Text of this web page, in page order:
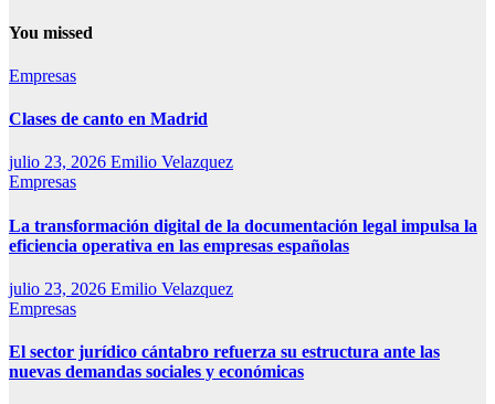
You missed
Empresas
Clases de canto en Madrid
julio 23, 2026 Emilio Velazquez
Empresas
La transformación digital de la documentación legal impulsa la
eficiencia operativa en las empresas españolas
julio 23, 2026 Emilio Velazquez
Empresas
El sector jurídico cántabro refuerza su estructura ante las
nuevas demandas sociales y económicas